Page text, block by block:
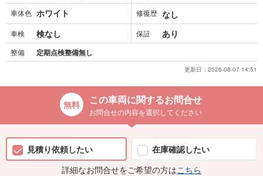
車体色 ホワイト 修復歴 なし
車検 検なし 保証 あり
整備 定期点検整備無し
更新日： 2026-08-07 14:51
この車両に関するお問合せ
お問合せの内容を選択してください
見積り依頼したい
在庫確認したい
詳細なお問合せをご希望の方はこちら